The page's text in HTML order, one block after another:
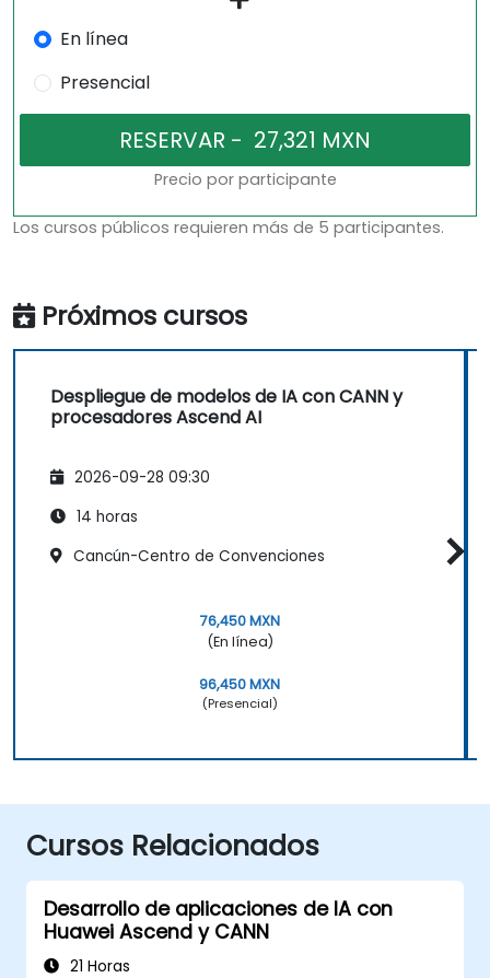
En línea
Presencial
Precio por participante
Los cursos públicos requieren más de 5 participantes.
Próximos cursos
Despliegue de modelos de IA con CANN y
procesadores Ascend AI
2026-09-28 09:30
14 horas
Cancún-Centro de Convenciones
76,450 MXN
(En línea)
96,450 MXN
(Presencial)
Cursos Relacionados
Desarrollo de aplicaciones de IA con
Huawei Ascend y CANN
21 Horas